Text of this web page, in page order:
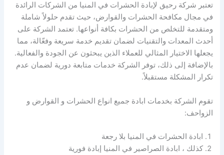
تعتبر شركة رحيق لإبادة الحشرات في المنيا من الشركات الرائدة
في مجال مكافحة الحشرات والقوارض، حيث تقدم حلولاً شاملة
ومتقدمة للتخلص من الحشرات بكافة أنواعها. تعتمد الشركة على
أحدث المعدات والتقنيات لضمان تقديم خدمة سريعة وفعّالة، مما
يجعلها الاختيار المثالي للعملاء الذين يبحثون عن الجودة والفعالية.
بالإضافة إلى ذلك، توفر الشركة خدمات متابعة دورية لضمان عدم
تكرار المشكلة مستقبلاً.
تقوم الشركة بخدمات ابادة جميع انواع الحشرات و القوارض و
الزواحف:
ابادة الحشرات في المنيا بلا رجعة
كذلك ، ابادة الصراصير في المنيا إبادة فورية